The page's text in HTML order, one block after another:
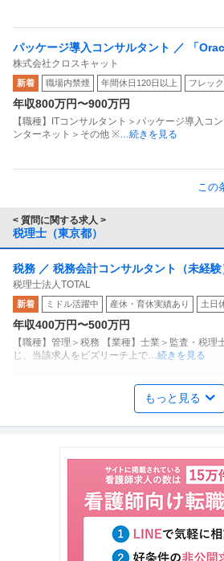
パッケージ導入コンサルタント ／ 「
M・PL候補募集最上流から導入まで一貫
モート可／年休122日
株式会社クロスキャット
新着 職場内禁煙 年間休日120日以上 フレッ
年収800万円〜900万円
【職種】ITコンサルタント＞パッケージ導入コ
ンターネット＞その他 ※…続きを見る
この
< 質問に関する求人 >
税理士（東京都）
税務 ／ 税務会計コンサルタント（未経験
税理士法人TOTAL
新着 ミドル活躍中 産休・育休実績あり 土日
年収400万円〜500万円
【職種】管理＞税務 【業種】士業＞監査・税
じ、当該求人をビズリーチ上で…続きを見る
経理（財務会計） ／ 「正社員」税務会
験・知識を活かして活躍！
税理士法人鶴間・及川会計事務所
年収400万円〜600万円
【職種】管理＞経理（財務会計） 【業種】士業
性などに応じ、当該求人をビ…続きを見る
採用 ／ 関税マネジャー
もっと見る